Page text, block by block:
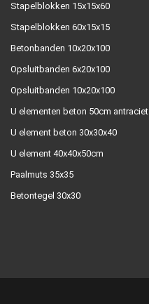
Stapelblokken 15x15x60
Stapelblokken 60x15x15
Betonbanden 10x20x100
Opsluitbanden 6x20x100
Opsluitbanden 10x20x100
U elementen beton 50cm antraciet
U element beton 30x30x40
U element 40x40x50cm
Paalmuts 35x35
Betontegel 30x30